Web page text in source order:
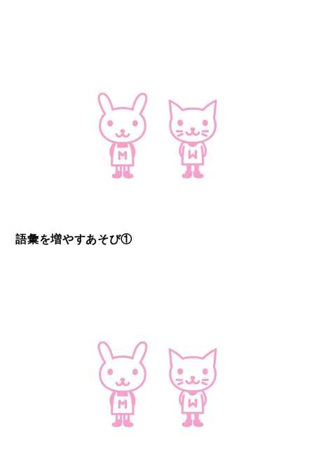
語彙を増やすあそび①